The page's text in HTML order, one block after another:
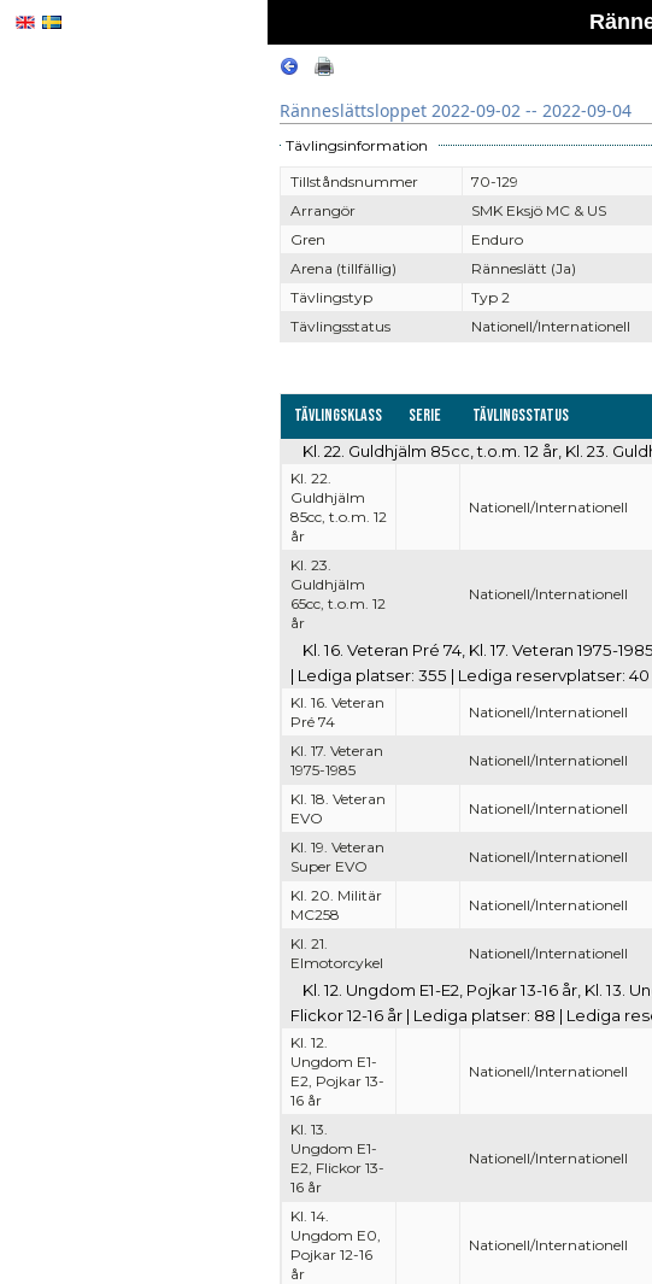
Ränneslättsloppet 2022-09-02 -- 2022-09-04
Tävlingsinformation
Tillståndsnummer
70-129
Arrangör
SMK Eksjö MC & US
Gren
Enduro
Arena (tillfällig)
Ränneslätt (Ja)
Tävlingstyp
Typ 2
Tävlingsstatus
Nationell/Internationell
Tävlingsklass Serie Tävlingsstatus
Kl. 22. Guldhjälm 85cc, t.o.m. 12 år, Kl. 23.
Kl. 22.
Guldhjälm
85cc, t.o.m. 12
år
Nationell/Internationell
Kl. 23.
Guldhjälm
65cc, t.o.m. 12
år
Nationell/Internationell
Kl. 16. Veteran Pré 74, Kl. 17. Veteran 1975-
| Lediga platser: 355 | Lediga reservplatser: 40
Kl. 16. Veteran
Pré 74
Nationell/Internationell
Kl. 17. Veteran
1975-1985
Nationell/Internationell
Kl. 18. Veteran
EVO
Nationell/Internationell
Kl. 19. Veteran
Super EVO
Nationell/Internationell
Kl. 20. Militär
MC258
Nationell/Internationell
Kl. 21.
Elmotorcykel
Nationell/Internationell
Kl. 12. Ungdom E1-E2, Pojkar 13-16 år, Kl. 13.
Flickor 12-16 år | Lediga platser: 88 | Lediga
Kl. 12.
Ungdom E1-
E2, Pojkar 13-
16 år
Nationell/Internationell
Kl. 13.
Ungdom E1-
E2, Flickor 13-
16 år
Nationell/Internationell
Kl. 14.
Ungdom E0,
Pojkar 12-16
år
Nationell/Internationell